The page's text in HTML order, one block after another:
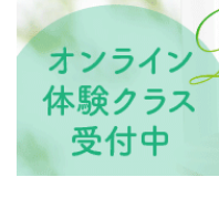
2026年8月5日 ブログ